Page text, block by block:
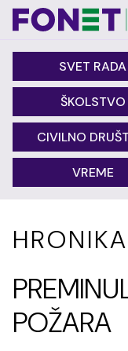
SVET RADA
ŠKOLSTVO
CIVILNO
VREME
HRONIKA
POŽARA